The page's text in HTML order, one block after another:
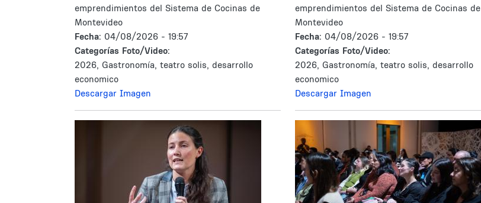
emprendimientos del Sistema de Cocinas de
Montevideo
Fecha: 04/08/2026 - 19:57
Categorías Foto/Video:
2026, Gastronomía, teatro solis, desarrollo
economico
Descargar Imagen
emprendimientos del Sistema de Cocinas de
Montevideo
Fecha: 04/08/2026 - 19:57
Categorías Foto/Video:
2026, Gastronomía, teatro solis, desarrollo
economico
Descargar Imagen